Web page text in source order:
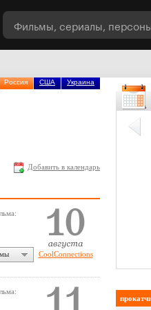
Россия США Украина
Добавить в календарь
CoolConnections